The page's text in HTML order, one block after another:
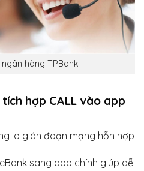
hàng TPBank
hợp CALL vào app
lo gián đoạn mạng hỗn hợp
sang app chính giúp dễ